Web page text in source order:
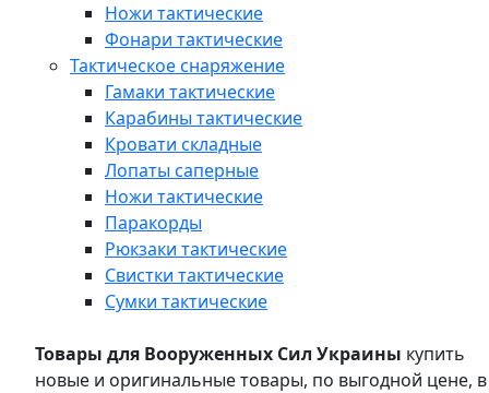
Ножи тактические
Фонари тактические
Тактическое снаряжение
Гамаки тактические
Карабины тактические
Кровати складные
Лопаты саперные
Ножи тактические
Паракорды
Рюкзаки тактические
Свистки тактические
Сумки тактические
Товары для Вооруженных Сил Украины купить
новые и оригинальные товары, по выгодной цене, в